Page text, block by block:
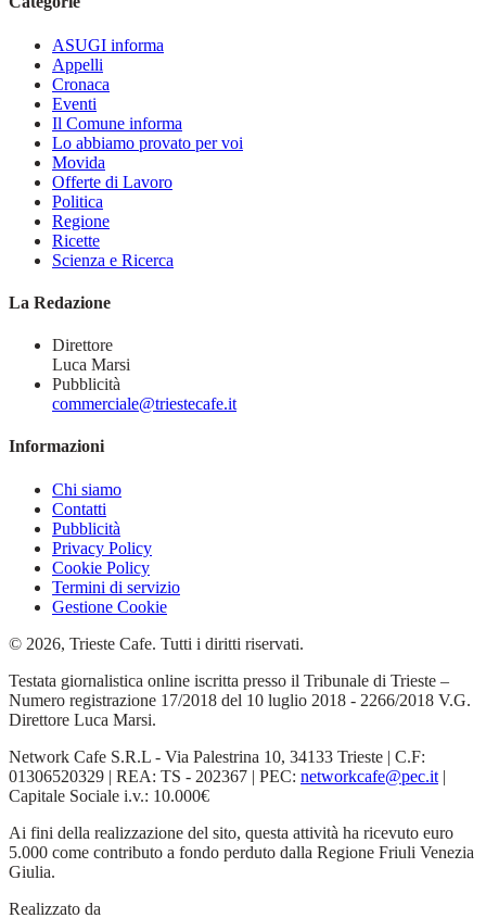
ASUGI informa
Appelli
Cronaca
Eventi
Il Comune informa
Lo abbiamo provato per voi
Movida
Offerte di Lavoro
Politica
Regione
Ricette
Scienza e Ricerca
La Redazione
Direttore
Luca Marsi
Pubblicità
commerciale@triestecafe.it
Informazioni
Chi siamo
Contatti
Pubblicità
Privacy Policy
Cookie Policy
Termini di servizio
Gestione Cookie
© 2026, Trieste Cafe. Tutti i diritti riservati.
Testata giornalistica online iscritta presso il Tribunale di Trieste –
Numero registrazione 17/2018 del 10 luglio 2018 - 2266/2018 V.G.
Direttore Luca Marsi.
Network Cafe S.R.L - Via Palestrina 10, 34133 Trieste | C.F:
01306520329 | REA: TS - 202367 | PEC: networkcafe@pec.it |
Capitale Sociale i.v.: 10.000€
Ai fini della realizzazione del sito, questa attività ha ricevuto euro
5.000 come contributo a fondo perduto dalla Regione Friuli Venezia
Giulia.
Realizzato da